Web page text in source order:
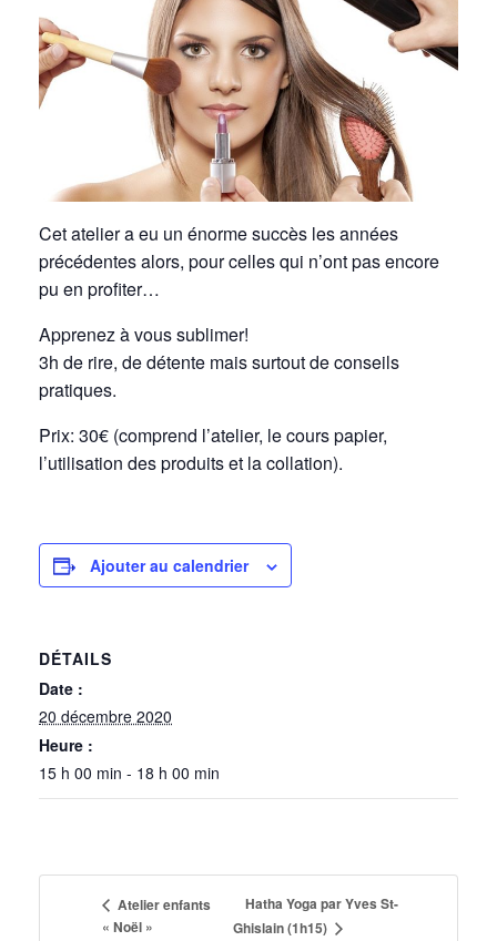
Cet atelier a eu un énorme succès les années
précédentes alors, pour celles qui n’ont pas encore
pu en profiter…
Apprenez à vous sublimer!
3h de rire, de détente mais surtout de conseils
pratiques.
Prix: 30€ (comprend l’atelier, le cours papier,
l’utilisation des produits et la collation).
Ajouter au calendrier
DÉTAILS
Date :
20 décembre 2020
Heure :
15 h 00 min - 18 h 00 min
Atelier enfants
« Noël »
Hatha Yoga par Yves St-
Ghislain (1h15)